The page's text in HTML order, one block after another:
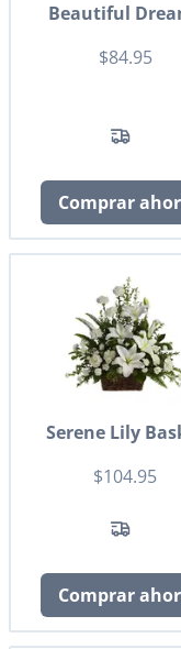
Beautiful
$84.95
Comprar
Serene Lily
$104.95
Comprar